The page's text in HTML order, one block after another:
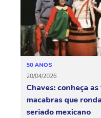
50 ANOS
20/04/2026
Chaves: conheça
macabras que
seriado mexicano